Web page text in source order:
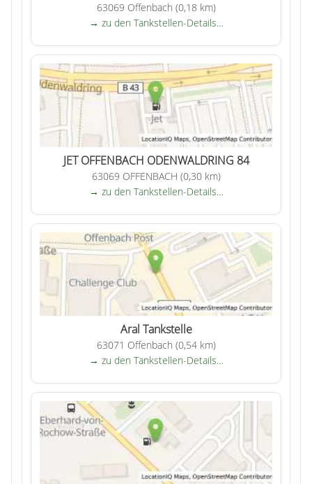
63069 Offenbach (0,18 km)
→ zu den Tankstellen-Details…
JET OFFENBACH ODENWALDRING 84
63069 OFFENBACH (0,30 km)
→ zu den Tankstellen-Details…
Aral Tankstelle
63071 Offenbach (0,54 km)
→ zu den Tankstellen-Details…